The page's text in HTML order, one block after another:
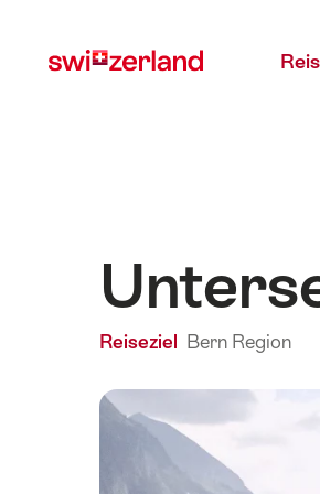
myswitzerland.com
Reiseziel Bern Region